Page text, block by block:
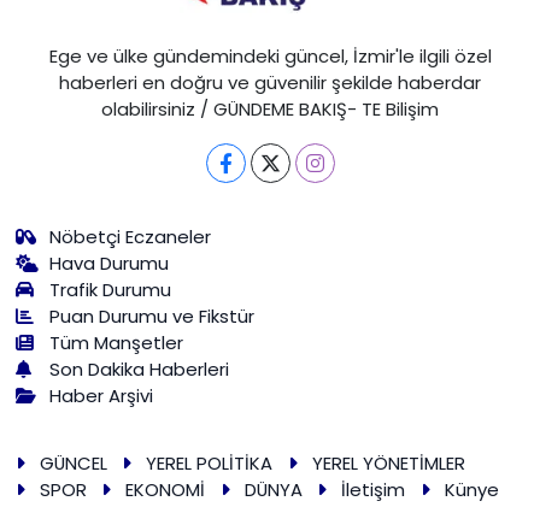
Ege ve ülke gündemindeki güncel, İzmir'le ilgili özel
haberleri en doğru ve güvenilir şekilde haberdar
olabilirsiniz / GÜNDEME BAKIŞ- TE Bilişim
Nöbetçi Eczaneler
Hava Durumu
Trafik Durumu
Puan Durumu ve Fikstür
Tüm Manşetler
Son Dakika Haberleri
Haber Arşivi
GÜNCEL YEREL POLİTİKA
YEREL YÖNETİMLER
SPOR
EKONOMİ DÜNYA İletişim
Künye